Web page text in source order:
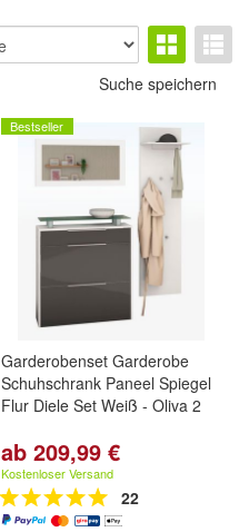
Suche speichern
Bestseller
Garderobenset Garderobe
Schuhschrank Paneel Spiegel
Flur Diele Set Weiß - Oliva 2
ab 209,99 €
Kostenloser Versand
22